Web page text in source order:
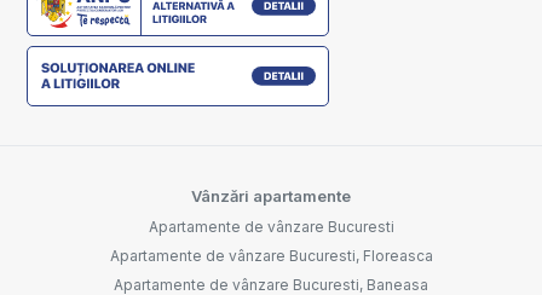
Vânzări apartamente
Apartamente de vânzare Bucuresti
Apartamente de vânzare Bucuresti, Floreasca
Apartamente de vânzare Bucuresti, Baneasa